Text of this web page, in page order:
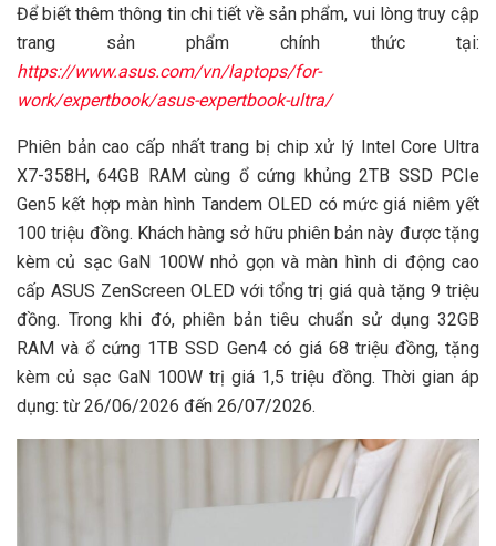
Để biết thêm thông tin chi tiết về sản phẩm, vui lòng truy cập
trang sản phẩm chính thức tại:
https://www.asus.com/vn/laptops/for-
work/expertbook/asus-expertbook-ultra/
Phiên bản cao cấp nhất trang bị chip xử lý Intel Core Ultra
X7-358H, 64GB RAM cùng ổ cứng khủng 2TB SSD PCIe
Gen5 kết hợp màn hình Tandem OLED có mức giá niêm yết
100 triệu đồng. Khách hàng sở hữu phiên bản này được tặng
kèm củ sạc GaN 100W nhỏ gọn và màn hình di động cao
cấp ASUS ZenScreen OLED với tổng trị giá quà tặng 9 triệu
đồng. Trong khi đó, phiên bản tiêu chuẩn sử dụng 32GB
RAM và ổ cứng 1TB SSD Gen4 có giá 68 triệu đồng, tặng
kèm củ sạc GaN 100W trị giá 1,5 triệu đồng. Thời gian áp
dụng: từ 26/06/2026 đến 26/07/2026.